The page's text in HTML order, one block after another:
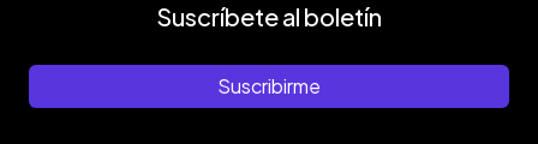
Suscríbete al boletín
Suscribirme